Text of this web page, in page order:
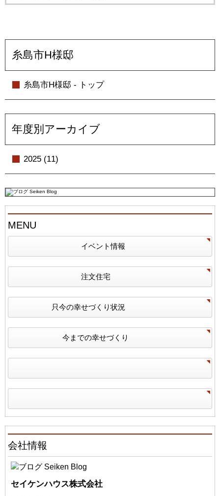
糸島市H様邸
糸島市H様邸 - トップ
年度別アーカイブ
2025 (11)
MENU
イベント情報
注文住宅
只今の幸せづくり状況
今までの幸せづくり
会社情報
セイケンハウス株式会社